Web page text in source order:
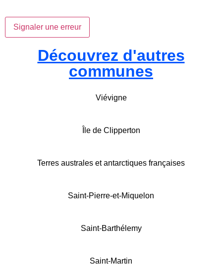
Signaler une erreur
Découvrez d'autres
communes
Viévigne
Île de Clipperton
Terres australes et antarctiques françaises
Saint-Pierre-et-Miquelon
Saint-Barthélemy
Saint-Martin